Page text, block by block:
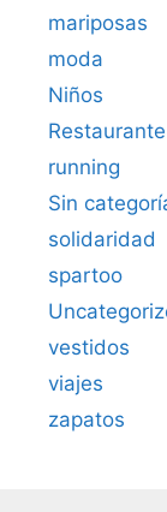
mariposas
moda
Niños
Restaurante
running
Sin
solidaridad
spartoo
vestidos
viajes
zapatos